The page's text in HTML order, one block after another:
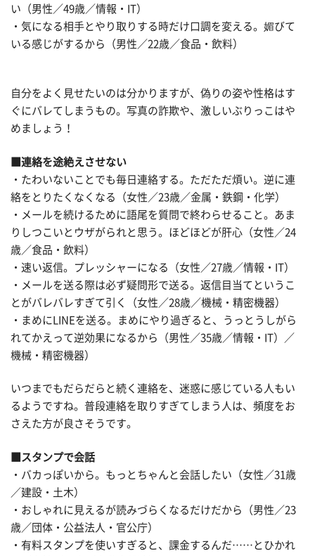
い（男性／49歳／情報・IT）
・気になる相手とやり取りする時だけ口調を変える。媚びて
いる感じがするから（男性／22歳／食品・飲料）
自分をよく見せたいのは分かりますが、偽りの姿や性格はす
ぐにバレてしまうもの。写真の詐欺や、激しいぶりっこはや
めましょう！
■連絡を途絶えさせない
・たわいないことでも毎日連絡する。ただただ煩い。逆に連
絡をとりたくなくなる（女性／23歳／金属・鉄鋼・化学）
・メールを続けるために語尾を質問で終わらせること。あま
りしつこいとウザがられと思う。ほどほどが肝心（女性／24
歳／食品・飲料）
・速い返信。プレッシャーになる（女性／27歳／情報・IT）
・メールを送る際は必ず疑問形で送る。返信目当てというこ
とがバレバレすぎて引く（女性／28歳／機械・精密機器）
・まめにLINEを送る。まめにやり過ぎると、うっとうしがら
れてかえって逆効果になるから（男性／35歳／情報・IT）／
機械・精密機器）
いつまでもだらだらと続く連絡を、迷惑に感じている人もい
るようですね。普段連絡を取りすぎてしまう人は、頻度をお
さえた方が良さそうです。
■スタンプで会話
・バカっぽいから。もっとちゃんと会話したい（女性／31歳
／建設・土木）
・おしゃれに見えるが読みづらくなるだけだから（男性／23
歳／団体・公益法人・官公庁）
・有料スタンプを使いすぎると、課金するんだ……とひかれ